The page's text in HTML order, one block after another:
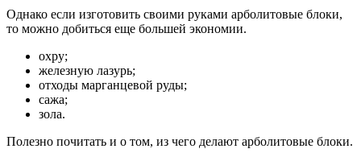
Однако если изготовить своими руками арболитовые блоки,
то можно добиться еще большей экономии.
охру;
железную лазурь;
отходы марганцевой руды;
сажа;
зола.
Полезно почитать и о том, из чего делают арболитовые блоки.